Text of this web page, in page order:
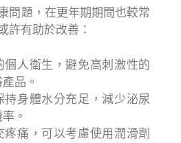
問題，在更年期期間也較常
許有助於改善：
個人衛生，避免高刺激性的
品。
持身體水分充足，減少泌尿
。
疼痛，可以考慮使用潤滑劑